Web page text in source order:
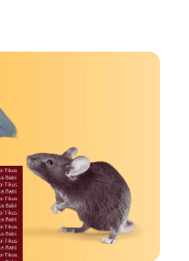
Wali Kota muslim
York. Pria berusia 35
Kwame […]